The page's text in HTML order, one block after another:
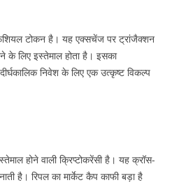
टोकन है। यह एक्सचेंज पर ट्रांजैक्शन
लिए इस्तेमाल होता है। इसका
निवेश के लिए एक उत्कृष्ट विकल्प
होने वाली क्रिप्टोकरेंसी है। यह क्रॉस-
है। रिपल का मार्केट कैप काफी बड़ा है